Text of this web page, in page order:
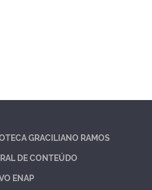
GRACILIANO RAMOS
DE CONTEÚDO
ENAP